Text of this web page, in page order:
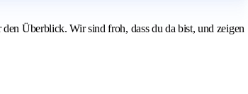
Überblick. Wir sind froh, dass du da bist, und zeigen